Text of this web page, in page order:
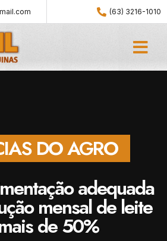
(63) 3216-1010
DO AGRO
adequada
mensal de leite
de 50%